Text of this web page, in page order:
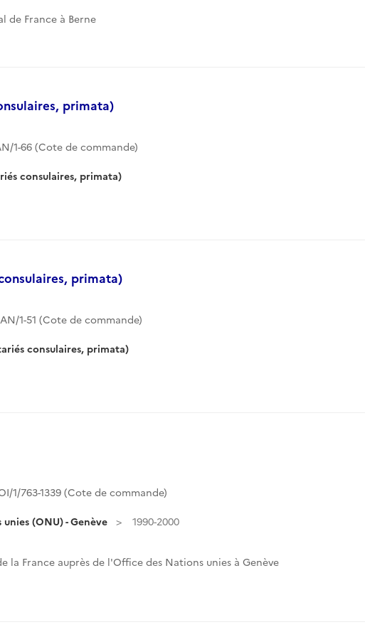
de France à Berne
primata)
1-66 (Cote de commande)
consulaires, primata)
primata)
1-51 (Cote de commande)
consulaires, primata)
1/763-1339 (Cote de commande)
(ONU) - Genève 1990-2000
la France auprès de l'Office des Nations unies à Genève